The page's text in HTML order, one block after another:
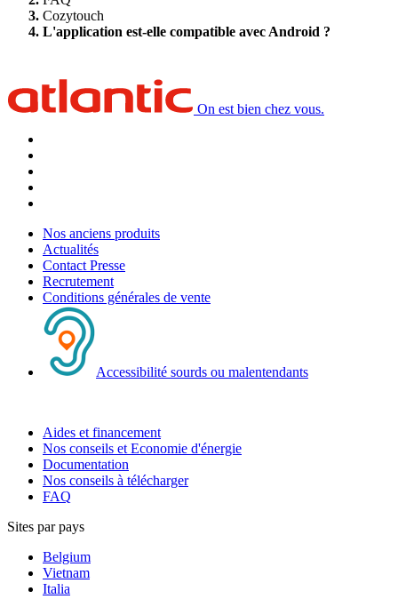
Cozytouch
L'application est-elle compatible avec Android ?
On est bien chez vous.
Nos anciens produits
Actualités
Contact Presse
Recrutement
Conditions générales de vente
Accessibilité sourds ou malentendants
Aides et financement
Nos conseils et Economie d'énergie
Documentation
Nos conseils à télécharger
FAQ
Sites par pays
Belgium
Vietnam
Italia